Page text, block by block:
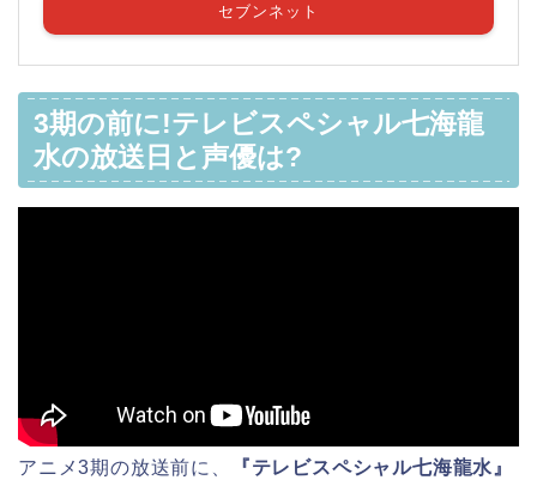
セブンネット
3期の前に!テレビスペシャル七海龍
水の放送日と声優は?
アニメ3期の放送前に、
『テレビスペシャル七海龍水』